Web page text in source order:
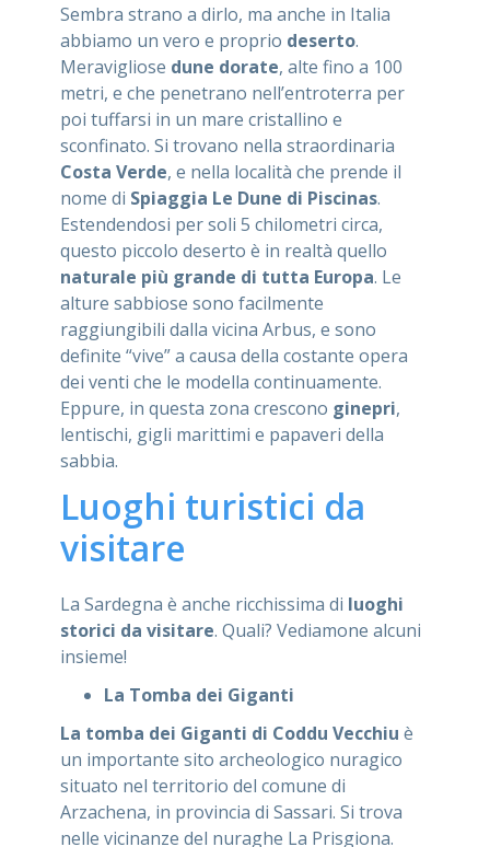
Sembra strano a dirlo, ma anche in Italia
abbiamo un vero e proprio deserto.
Meravigliose dune dorate, alte fino a 100
metri, e che penetrano nell’entroterra per
poi tuffarsi in un mare cristallino e
sconfinato. Si trovano nella straordinaria
Costa Verde, e nella località che prende il
nome di Spiaggia Le Dune di Piscinas.
Estendendosi per soli 5 chilometri circa,
questo piccolo deserto è in realtà quello
naturale più grande di tutta Europa. Le
alture sabbiose sono facilmente
raggiungibili dalla vicina Arbus, e sono
definite “vive” a causa della costante opera
dei venti che le modella continuamente.
Eppure, in questa zona crescono ginepri,
lentischi, gigli marittimi e papaveri della
sabbia.
Luoghi turistici da
visitare
La Sardegna è anche ricchissima di luoghi
storici da visitare. Quali? Vediamone alcuni
insieme!
La Tomba dei Giganti
La tomba dei Giganti di Coddu Vecchiu è
un importante sito archeologico nuragico
situato nel territorio del comune di
Arzachena, in provincia di Sassari. Si trova
nelle vicinanze del nuraghe La Prisgiona.